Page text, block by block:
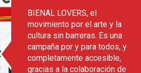
BIENAL LOVERS, el
movimiento por el arte y la
cultura sin barreras. Es una
campaña por y para todos, y
completamente accesible,
gracias a la colaboración de